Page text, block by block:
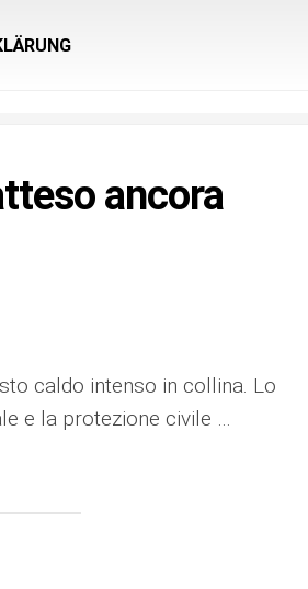
ancora
caldo intenso in collina. Lo
e la protezione civile …